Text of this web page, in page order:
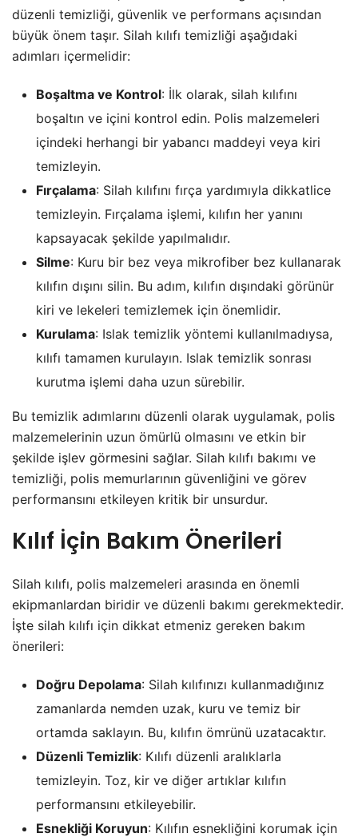
düzenli temizliği, güvenlik ve performans açısından
büyük önem taşır. Silah kılıfı temizliği aşağıdaki
adımları içermelidir:
Boşaltma ve Kontrol: İlk olarak, silah kılıfını
boşaltın ve içini kontrol edin. Polis malzemeleri
içindeki herhangi bir yabancı maddeyi veya kiri
temizleyin.
Fırçalama: Silah kılıfını fırça yardımıyla dikkatlice
temizleyin. Fırçalama işlemi, kılıfın her yanını
kapsayacak şekilde yapılmalıdır.
Silme: Kuru bir bez veya mikrofiber bez kullanarak
kılıfın dışını silin. Bu adım, kılıfın dışındaki görünür
kiri ve lekeleri temizlemek için önemlidir.
Kurulama: Islak temizlik yöntemi kullanılmadıysa,
kılıfı tamamen kurulayın. Islak temizlik sonrası
kurutma işlemi daha uzun sürebilir.
Bu temizlik adımlarını düzenli olarak uygulamak, polis
malzemelerinin uzun ömürlü olmasını ve etkin bir
şekilde işlev görmesini sağlar. Silah kılıfı bakımı ve
temizliği, polis memurlarının güvenliğini ve görev
performansını etkileyen kritik bir unsurdur.
Kılıf İçin Bakım Önerileri
Silah kılıfı, polis malzemeleri arasında en önemli
ekipmanlardan biridir ve düzenli bakımı gerekmektedir.
İşte silah kılıfı için dikkat etmeniz gereken bakım
önerileri:
Doğru Depolama: Silah kılıfınızı kullanmadığınız
zamanlarda nemden uzak, kuru ve temiz bir
ortamda saklayın. Bu, kılıfın ömrünü uzatacaktır.
Düzenli Temizlik: Kılıfı düzenli aralıklarla
temizleyin. Toz, kir ve diğer artıklar kılıfın
performansını etkileyebilir.
Esnekliği Koruyun: Kılıfın esnekliğini korumak için